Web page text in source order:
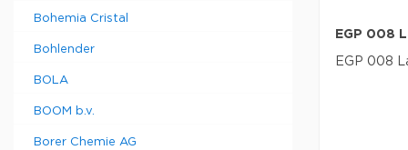
Bohemia Cristal
Bohlender
BOLA
BOOM b.v.
Borer Chemie AG
EGP 008
EGP 008